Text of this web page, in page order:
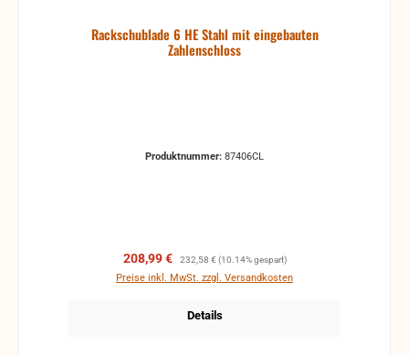
Rackschublade 6 HE Stahl mit eingebauten
Zahlenschloss
Produktnummer: 87406CL
Verkaufspreis:
208,99 € Regulärer Preis:
232,58 € (10.14% gespart)
Preise inkl. MwSt. zzgl. Versandkosten
Details